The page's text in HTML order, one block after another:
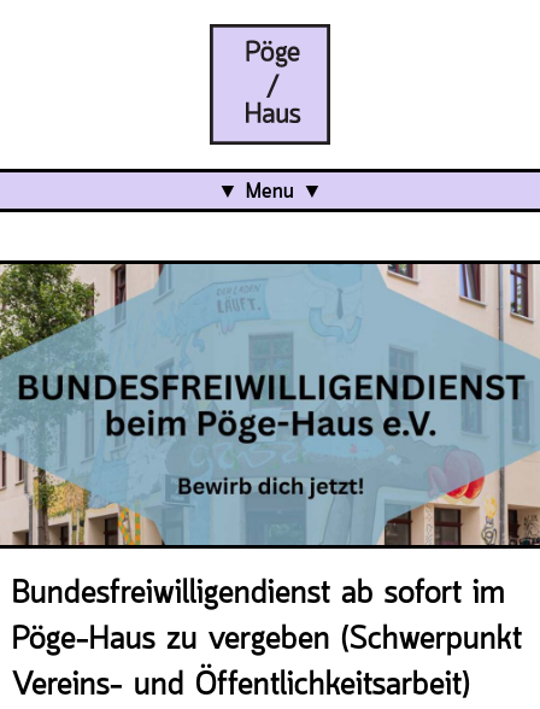
Menu
Projects
Über uns
Was ist das Pöge-Haus?
Team
Organisation
Mitarbeit
Veranstaltungsrückblick
Kontakt und Anfahrt
Datenschutz
Räume mieten
Bundesfreiwilligendienst ab sofort im
Pöge-Haus zu vergeben (Schwerpunkt
Vereins- und Öffentlichkeitsarbeit)